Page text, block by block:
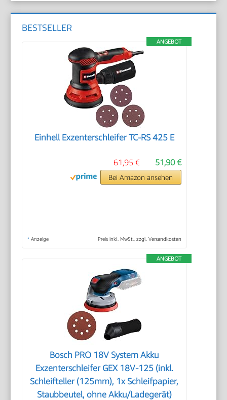
BESTSELLER
ANGEBOT
Einhell Exzenterschleifer TC-RS 425 E
51,90 €
61,95 €
Bei Amazon ansehen
* Anzeige Preis inkl. MwSt., zzgl. Versandkosten
ANGEBOT
Bosch PRO 18V System Akku
Exzenterschleifer GEX 18V-125 (inkl.
Schleifteller (125mm), 1x Schleifpapier,
Staubbeutel, ohne Akku/Ladegerät)